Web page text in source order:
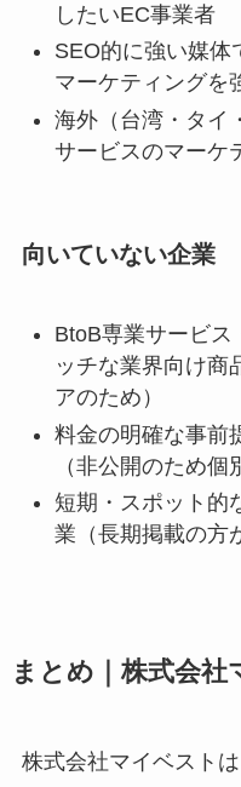
したいEC事業者
SEO的に強い媒体
マーケティングを
海外（台湾・タイ
サービスのマーケ
向いていない企業
BtoB専業サービス
ッチな業界向け商
アのため）
料金の明確な事前
（非公開のため個
短期・スポット的
業（長期掲載の方
まとめ｜株式会
株式会社マイベスト